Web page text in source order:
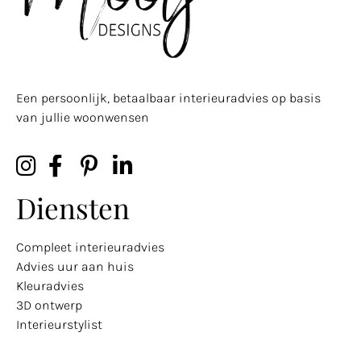
Een persoonlijk, betaalbaar interieuradvies op basis
van jullie woonwensen
Diensten
Compleet interieuradvies
Advies uur aan huis
Kleuradvies
3D ontwerp
Interieurstylist